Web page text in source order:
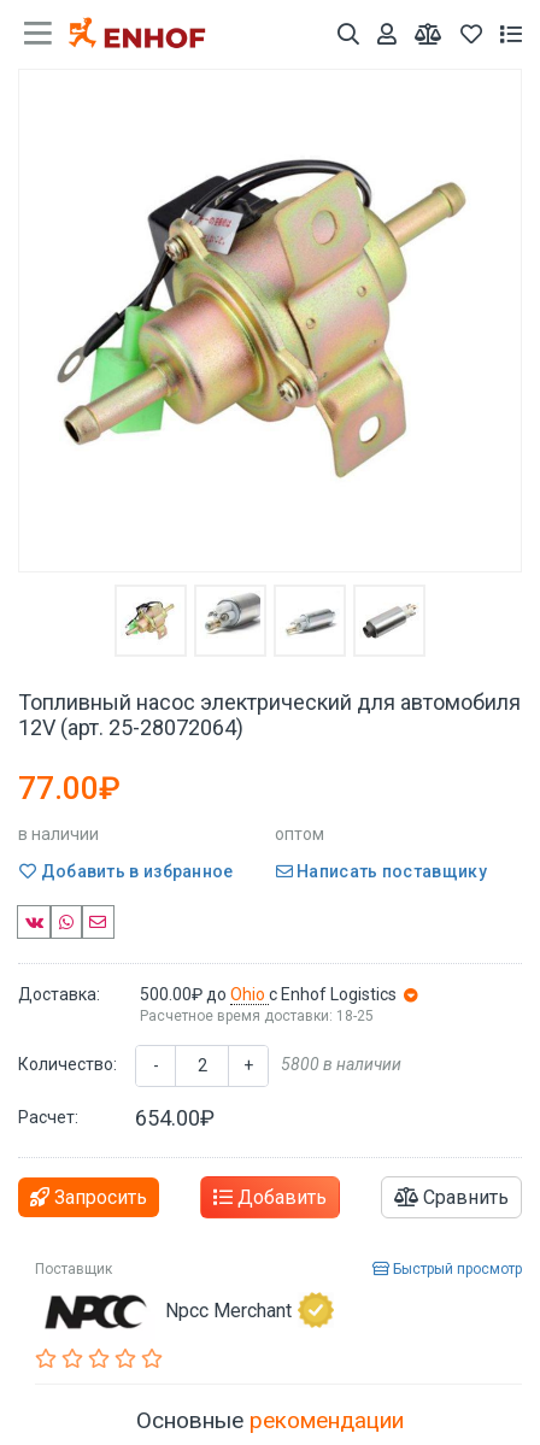
Топливный насос электрический для автомобиля
12V (арт. 25-28072064)
77.00₽
в наличии
оптом
Добавить в избранное
Написать поставщику
Доставка: 500.00₽ до Ohio с Enhof Logistics
Расчетное время доставки: 18-25
Количество: - + 5800 в наличии
Расчет: 654.00₽
Запросить Добавить Сравнить
Поставщик Быстрый просмотр
Npcc Merchant
Основные рекомендации